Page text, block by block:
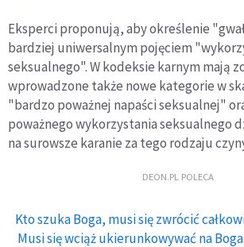
Eksperci proponują, aby określenie
bardziej uniwersalnym pojęciem
seksualnego". W kodeksie karnym mają
wprowadzone także nowe kategorie w
"bardzo poważnej napaści seksualnej"
poważnego wykorzystania seksualnego
na surowsze karanie za tego rodzaju
DEON.PL POLECA
Kto szuka Boga, musi się zwrócić
Musi się wciąż ukierunkowywać na